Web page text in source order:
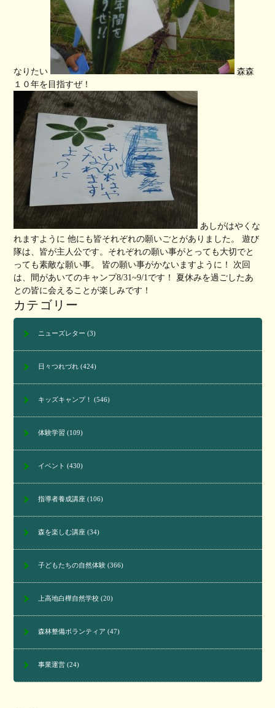
なりたい
森森
１０年を目指すぜ！
あしがはやくな
れますように 他にも皆それぞれの願いごとがありました。 遊び
隊は、皆が主人公です。それぞれの願い事がとっても大切でと
っても素敵な願い事。 皆の願い事がかないますように！ 次回
は、間があいてのキャンプ8/31~9/1です！ 夏休みを過ごしたあ
との皆に会えることが楽しみです！
カテゴリー
ニューズレター (3)
日々つれづれ(424)
キッズキャンプ！ (546)
体験学習 (109)
イベント (430)
指導者養成講座(106)
森を楽しむ講座(34)
子どもたちの自然体験(366)
上高地白樺自然学校(20)
森林整備ボランティア (47)
事業運営(24)